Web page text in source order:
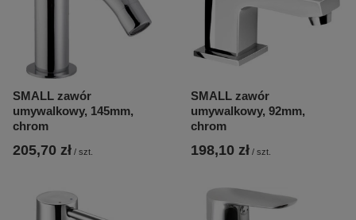
SMALL zawór
umywalkowy, 145mm,
chrom
205,70 zł / szt.
SMALL zawór
umywalkowy, 92mm,
chrom
198,10 zł / szt.